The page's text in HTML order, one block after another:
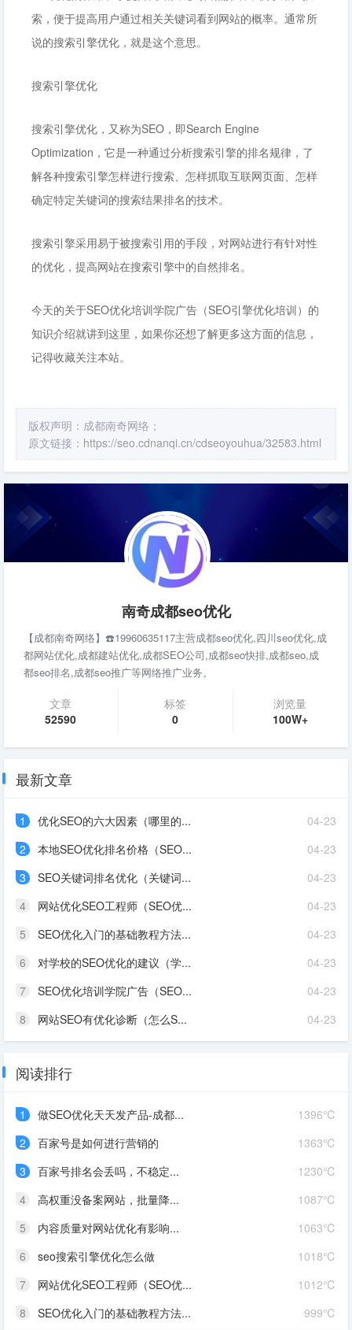
索，便于提高用户通过相关关键词看到网站的概率。通常所
说的搜索引擎优化，就是这个意思。
搜索引擎优化
搜索引擎优化，又称为SEO，即Search Engine
Optimization，它是一种通过分析搜索引擎的排名规律，了
解各种搜索引擎怎样进行搜索、怎样抓取互联网页面、怎样
确定特定关键词的搜索结果排名的技术。
搜索引擎采用易于被搜索引用的手段，对网站进行有针对性
的优化，提高网站在搜索引擎中的自然排名。
今天的关于SEO优化培训学院广告（SEO引擎优化培训）的
知识介绍就讲到这里，如果你还想了解更多这方面的信息，
记得收藏关注本站。
版权声明：成都南奇网络；
原文链接： https://seo.cdnanqi.cn/cdseoyouhua/32583.html
南奇成都seo优化
【成都南奇网络】☎️19960635117主营成都seo优化,四川seo优化,成
都网站优化,成都建站优化,成都SEO公司,成都seo快排,成都seo,成
都seo排名,成都seo推广等网络推广业务。
文章
52590
标签
0
浏览量
100W+
最新文章
04-23
1
优化SEO的六大因素（哪里的...
04-23
2
本地SEO优化排名价格（SEO...
04-23
3
SEO关键词排名优化（关键词...
04-23
4
网站优化SEO工程师（SEO优...
04-23
5
SEO优化入门的基础教程方法...
04-23
6
对学校的SEO优化的建议（学...
04-23
7
SEO优化培训学院广告（SEO...
04-23
8 网站SEO有优化诊断（怎么S...
阅读排行
1396℃
1
做SEO优化天天发产品-成都...
1363℃
2
百家号是如何进行营销的
1230℃
3
百家号排名会丢吗，不稳定...
1087℃
4
高权重没备案网站，批量降...
1063℃
5
内容质量对网站优化有影响...
1018℃
6
seo搜索引擎优化怎么做
1012℃
7
网站优化SEO工程师（SEO优...
999℃
8 SEO优化入门的基础教程方法...